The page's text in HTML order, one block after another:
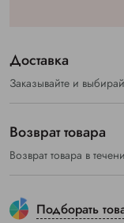
Доставка
Заказывайте и
Возврат товара
Возврат товара в
Подборать